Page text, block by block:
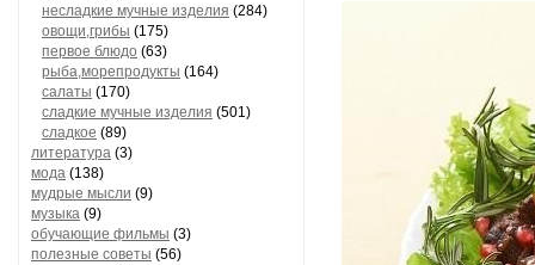
несладкие мучные изделия (284)
овощи,грибы (175)
первое блюдо (63)
рыба,морепродукты (164)
салаты (170)
сладкие мучные изделия (501)
сладкое (89)
литература (3)
мода (138)
мудрые мысли (9)
музыка (9)
обучающие фильмы (3)
полезные советы (56)